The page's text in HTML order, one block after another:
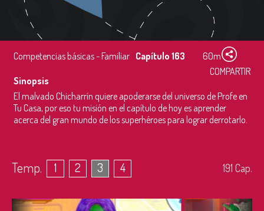
Competencias básicas - Familiar Capítulo 163
60m
COMPARTIR
Sinopsis
El malvado Chicharrín quiere apoderarse del universo de Profe en
Tu Casa, por eso tu misión en el capítulo de hoy es aprender
acerca del gran mundo de los superhéroes para lograr derrotarlo.
Temp. 1 2 3 4 191 Cap.